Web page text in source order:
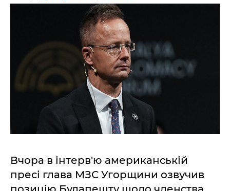
Вчора в інтерв'ю американській
пресі глава МЗС Угорщини озвучив